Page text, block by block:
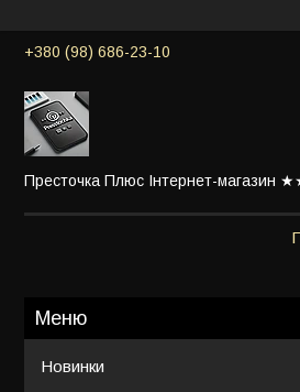
+380 (98) 686-23-10
Престочка Плюс Інтернет-
Новинки